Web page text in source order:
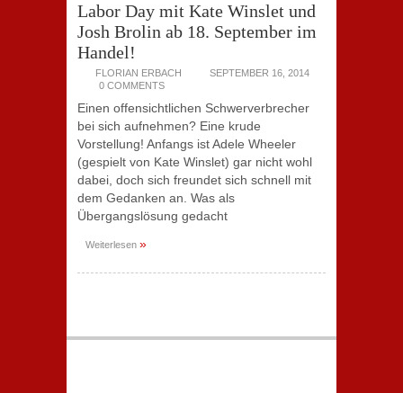
Labor Day mit Kate Winslet und
Josh Brolin ab 18. September im
Handel!
FLORIAN ERBACH
SEPTEMBER 16, 2014
0 COMMENTS
Einen offensichtlichen Schwerverbrecher
bei sich aufnehmen? Eine krude
Vorstellung! Anfangs ist Adele Wheeler
(gespielt von Kate Winslet) gar nicht wohl
dabei, doch sich freundet sich schnell mit
dem Gedanken an. Was als
Übergangslösung gedacht
Weiterlesen »